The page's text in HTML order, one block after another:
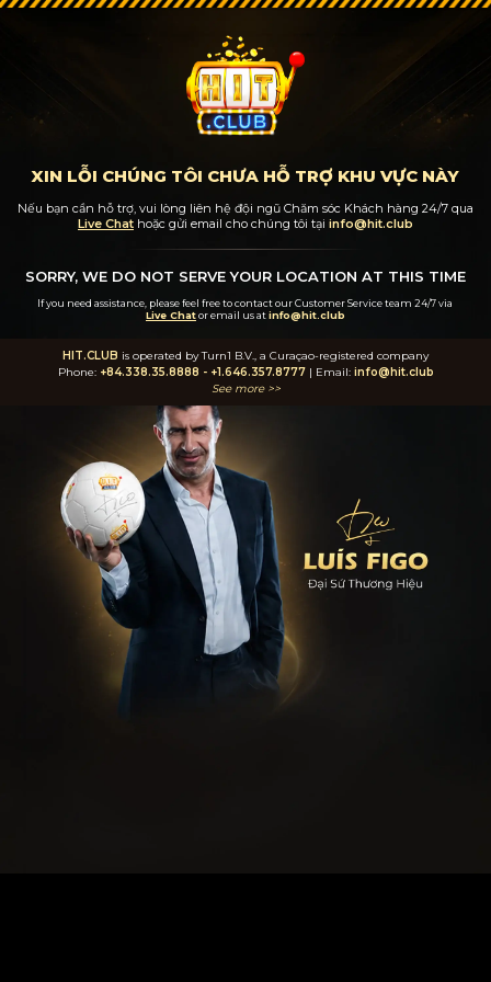
XIN LỖI CHÚNG TÔI CHƯA HỖ TRỢ KHU VỰC NÀY
Nếu bạn cần hỗ trợ, vui lòng liên hệ đội ngũ Chăm sóc Khách hàng 24/7 qua
Live Chathoặc gửi email cho chúng tôi tại info@hit.club
SORRY, WE DO NOT SERVE YOUR LOCATION AT THIS TIME
If you need assistance, please feel free to contact our Customer Service team 24/7via
Live Chator email us atinfo@hit.club
HIT.CLUB is operated by Turn1 B.V., a Curaçao-registered company
Phone: +84.338.35.8888 - +1.646.357.8777| Email: info@hit.club
See more >>